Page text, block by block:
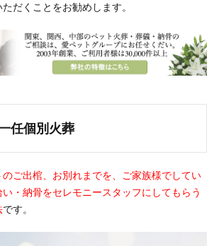
だくことをお勧めします。
個別火葬
のご出棺、お別れまでを、ご家族様でしてい
・納骨をセレモニースタッフにしてもらう
です。